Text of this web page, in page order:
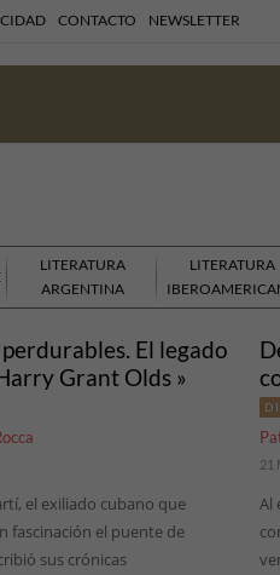
CONTACTO NEWSLETTER
LITERATURA
ARGENTINA
LITERATURA
El legado
Grant Olds »
el exiliado cubano que
fascinación el puente de
sus crónicas
21
Al